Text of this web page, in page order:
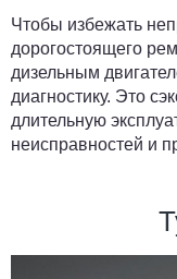
Чтобы избежать
дорогостоящего
дизельным
диагностику. Это
длительную
неисправностей и